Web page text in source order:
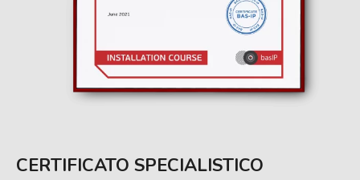
CERTIFICATO SPECIALISTICO